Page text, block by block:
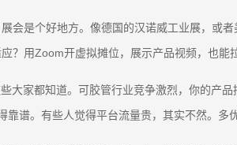
会是个好地方。像德国的汉诺威工业展，或
？用Zoom开虚拟摊位，展示产品视频，也能
大家都知道。可胶管行业竞争激烈，你的产
谱。有些人觉得平台流量贵，其实不然。多